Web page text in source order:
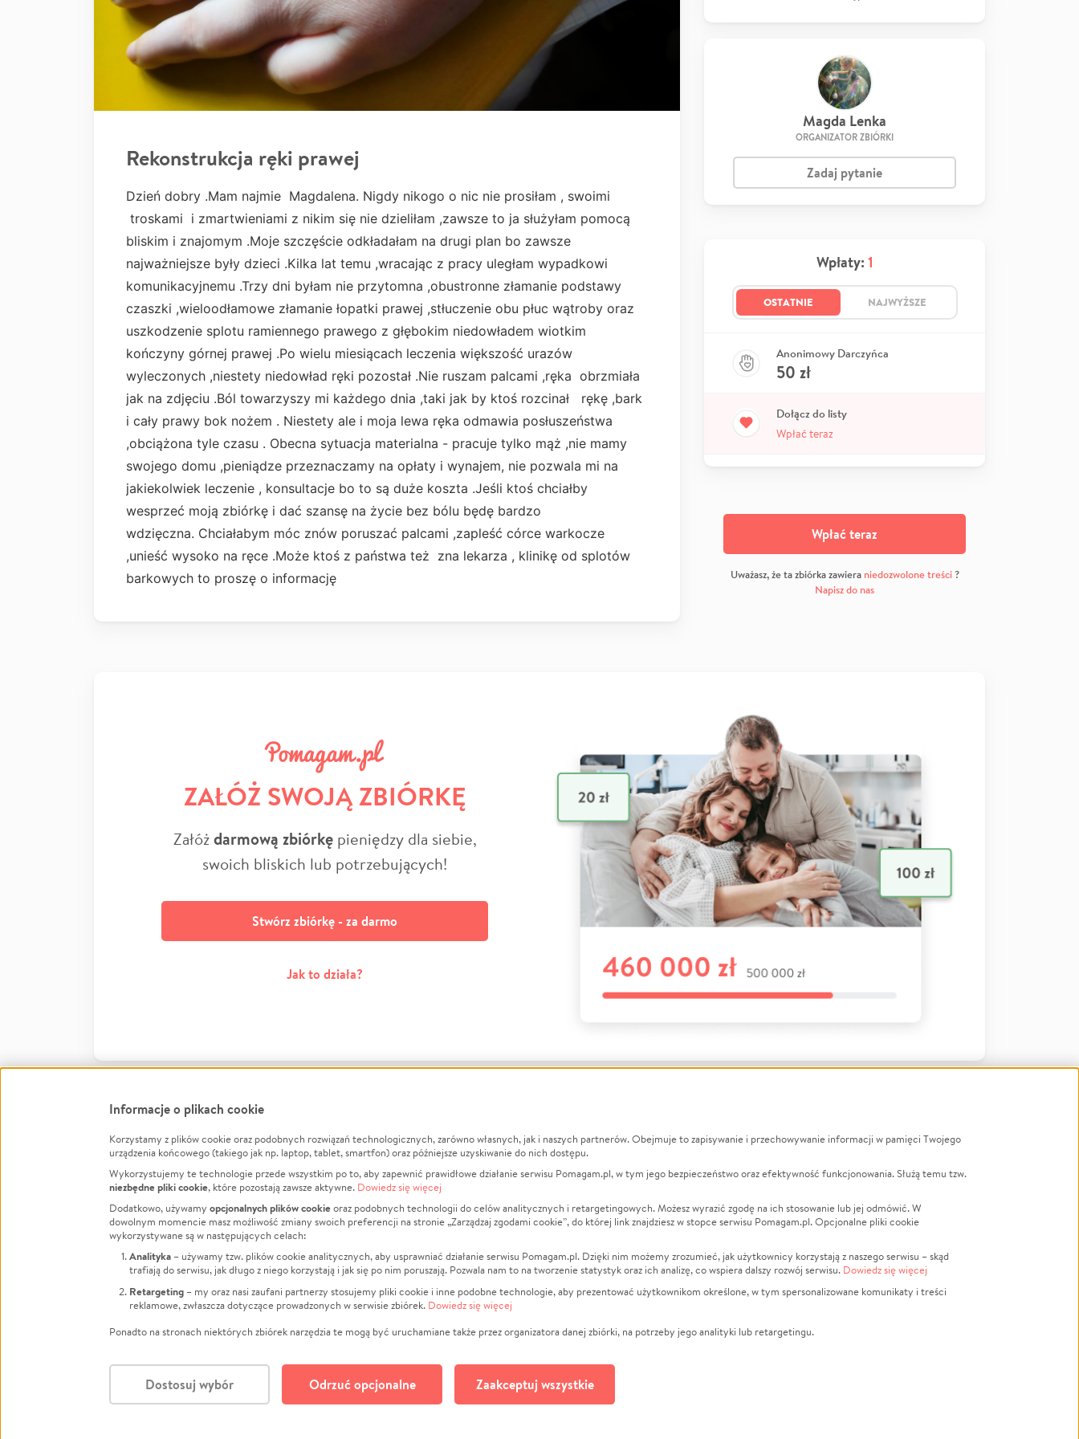
Rekonstrukcja ręki prawej
Dzień dobry .Mam najmie Magdalena. Nigdy nikogo o nic nie prosiłam , swoimi
troskami i zmartwieniami z nikim się nie dzieliłam ,zawsze to ja służyłam pomocą
bliskim i znajomym .Moje szczęście odkładałam na drugi plan bo zawsze
najważniejsze były dzieci .Kilka lat temu ,wracając z pracy uległam wypadkowi
komunikacyjnemu .Trzy dni byłam nie przytomna ,obustronne złamanie podstawy
czaszki ,wieloodłamowe złamanie łopatki prawej ,stłuczenie obu płuc wątroby oraz
uszkodzenie splotu ramiennego prawego z głębokim niedowładem wiotkim
kończyny górnej prawej .Po wielu miesiącach leczenia większość urazów
wyleczonych ,niestety niedowład ręki pozostał .Nie ruszam palcami ,ręka obrzmiała
jak na zdjęciu .Ból towarzyszy mi każdego dnia ,taki jak by ktoś rozcinał rękę ,bark
i cały prawy bok nożem . Niestety ale i moja lewa ręka odmawia posłuszeństwa
,obciążona tyle czasu . Obecna sytuacja materialna - pracuje tylko mąż ,nie mamy
swojego domu ,pieniądze przeznaczamy na opłaty i wynajem, nie pozwala mi na
jakiekolwiek leczenie , konsultacje bo to są duże koszta .Jeśli ktoś chciałby
wesprzeć moją zbiórkę i dać szansę na życie bez bólu będę bardzo
wdzięczna. Chciałabym móc znów poruszać palcami ,zapleść córce warkocze
,unieść wysoko na ręce .Może ktoś z państwa też zna lekarza , klinikę od splotów
barkowych to proszę o informację
Magda Lenka
ORGANIZATOR ZBIÓRKI
Zadaj pytanie
Wpłaty: 1
OSTATNIE NAJWYŻSZE
Anonimowy Darczyńca
50 zł
Dołącz do listy
Wpłać teraz
Wpłać teraz
Uważasz, że ta zbiórka zawiera niedozwolone treści?
Napisz do nas
ZAŁÓŻ SWOJĄ ZBIÓRKĘ
Załóżdarmową zbiórkępieniędzy dla siebie,
swoich bliskich lub potrzebujących!
Stwórz zbiórkę - za darmo
Jak to działa?
FacebookTwitter Instagram
LinkedInTikTok Youtube
Informacje
Jak to działa?
Regulamin
Polityka Prywatności
Kontakt
Porównanie serwisów
Polityka plików cookie
Zarządzaj zgodami cookie
O nas
Opinie
Raporty
Za darmo
Dla NGO
Fundacja Pomagam.pl
Zbieraj na
Leczenie
Zwierzęta
Pożar
Sport
Pomoc Finansowa
Pogrzeb
LGBTQ+
Powódź
Wichura
Religia
Edukacja
Informacje o plikach cookie
Korzystamy z plików cookie oraz podobnych rozwiązań technologicznych, zarówno własnych, jak i naszych partnerów. Obejmuje to zapisywanie i przechowywanie informacji w pamięci Twojego
urządzenia końcowego (takiego jak np. laptop, tablet, smartfon) oraz późniejsze uzyskiwanie do nich dostępu.
Wykorzystujemy te technologie przede wszystkim po to, aby zapewnić prawidłowe działanie serwisu Pomagam.pl, w tym jego bezpieczeństwo oraz efektywność funkcjonowania. Służą temu tzw.
niezbędne pliki cookie, które pozostają zawsze aktywne. Dowiedz się więcej
Dodatkowo, używamy opcjonalnych plików cookieoraz podobnych technologii do celów analitycznych i retargetingowych. Możesz wyrazić zgodę na ich stosowanie lub jej odmówić. W
dowolnym momencie masz możliwość zmiany swoich preferencji na stronie „Zarządzaj zgodami cookie”, do której link znajdziesz w stopce serwisu Pomagam.pl. Opcjonalne pliki cookie
wykorzystywane są w następujących celach:
Analityka – używamy tzw. plików cookie analitycznych, aby usprawniać działanie serwisu Pomagam.pl. Dzięki nim możemy zrozumieć, jak użytkownicy korzystają z naszego serwisu – skąd
trafiają do serwisu, jak długo z niego korzystają i jak się po nim poruszają. Pozwala nam to na tworzenie statystyk oraz ich analizę, co wspiera dalszy rozwój serwisu. Dowiedz się więcej
Retargeting – my oraz nasi zaufani partnerzy stosujemy pliki cookie i inne podobne technologie, aby prezentować użytkownikom określone, w tym spersonalizowane komunikaty i treści
reklamowe, zwłaszcza dotyczące prowadzonych w serwisie zbiórek. Dowiedz się więcej
Ponadto na stronach niektórych zbiórek narzędzia te mogą być uruchamiane także przez organizatora danej zbiórki, na potrzeby jego analityki lub retargetingu.
Dostosuj wybór Odrzuć opcjonalne Zaakceptuj wszystkie